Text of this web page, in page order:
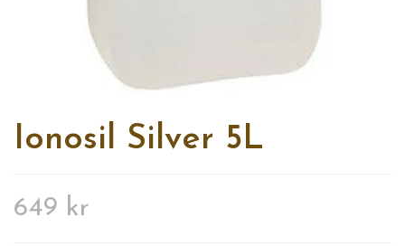
Ionosil Silver 5L
649 kr